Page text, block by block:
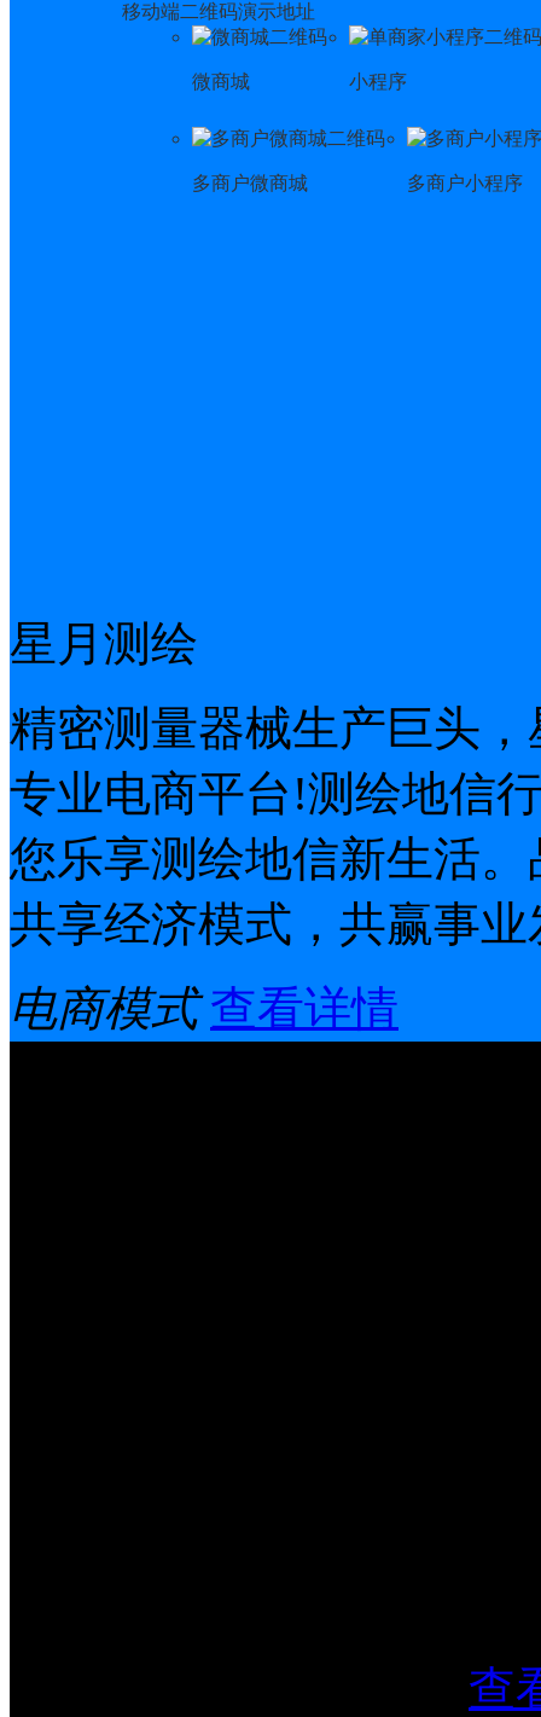
移动端二维码演示地址
微商城 小程序
多商户微商城 多商户小程序
星月测绘
精密测量器械生产巨头
专业电商平台!测绘地信
您乐享测绘地信新生活
共享经济模式，共赢事业
电商模式查看详情
查